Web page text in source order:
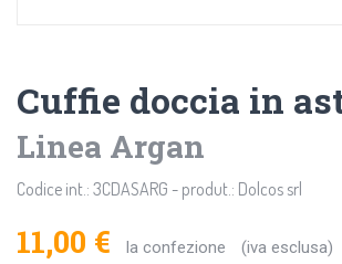
Cuffie doccia in
Linea Argan
Codice int.: 3CDASARG - produt.: Dolcos srl
11,00 € la confezione (iva esclusa)